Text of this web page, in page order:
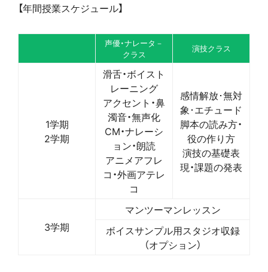
【年間授業スケジュール】
声優・ナレータ－
クラス
演技クラス
1学期
2学期
滑舌・ボイスト
レーニング
アクセント・鼻
濁音・無声化
CM・ナレーシ
ョン・朗読
アニメアフレ
コ・外画アテレ
コ
感情解放･無対
象･エチュード
脚本の読み方・
役の作り方
演技の基礎表
現・課題の発表
3学期
マンツーマンレッスン
ボイスサンプル用スタジオ収録
（オプション）